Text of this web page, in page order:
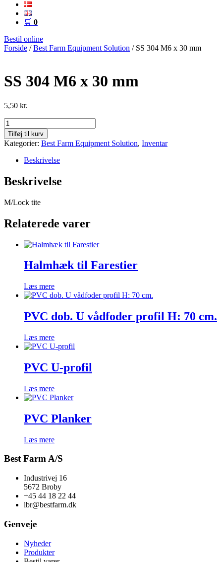
🛒 0
Bestil online
Forside /Best Farm Equipment Solution / SS 304 M6 x 30 mm
SS 304 M6 x 30 mm
5,50 kr.
SS
304
M6
x
antal
Tilføj til kurv
Kategorier: Best Farm Equipment Solution, Inventar
Beskrivelse
Beskrivelse
M/Lock tite
Relaterede varer
Halmhæk til Farestier
Læs mere
PVC dob. U vådfoder profil H: 70 cm.
Læs mere
PVC U-profil
Læs mere
PVC Planker
Læs mere
Best Farm A/S
Industrivej 16
5672 Broby
+45 44 18 22 44
lbr@bestfarm.dk
Genveje
Nyheder
Produkter